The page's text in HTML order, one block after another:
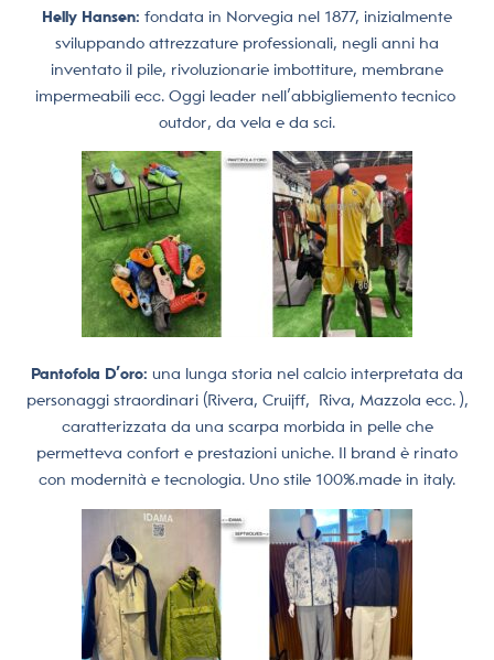
Helly Hansen: fondata in Norvegia nel 1877, inizialmente
sviluppando attrezzature professionali, negli anni ha
inventato il pile, rivoluzionarie imbottiture, membrane
impermeabili ecc. Oggi leader nell’abbigliemento tecnico
outdor, da vela e da sci.
Pantofola D’oro: una lunga storia nel calcio interpretata da
personaggi straordinari (Rivera, Cruijff,
Riva, Mazzola ecc. ),
caratterizzata da una scarpa morbida in pelle che
permetteva confort e prestazioni uniche. Il brand è rinato
con modernità e tecnologia. Uno stile 100%.made in italy.